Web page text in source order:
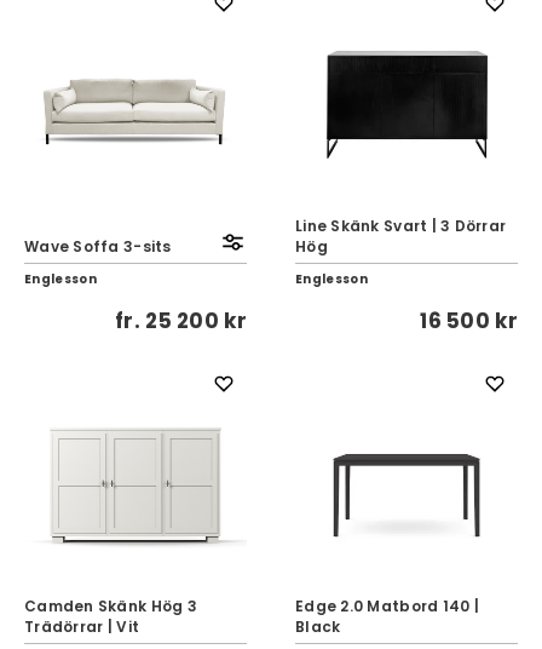
Wave Soffa 3-sits
Englesson
fr. 25 200 kr
Line Skänk Svart | 3 Dörrar
Hög
Englesson
16 500 kr
Camden Skänk Hög 3
Trädörrar | Vit
Edge 2.0 Matbord 140 |
Black